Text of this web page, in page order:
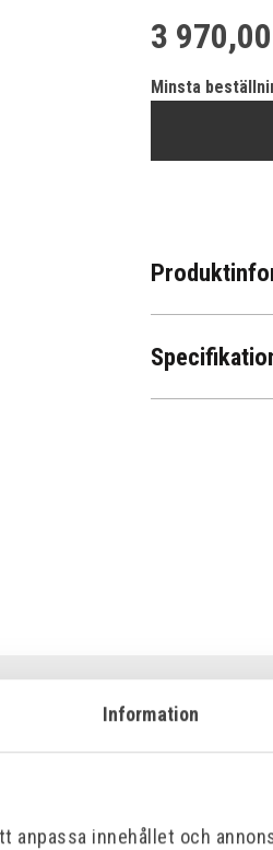
Information
innehållet och
3
Minsta